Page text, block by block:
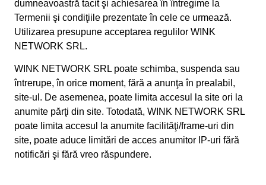
dumneavoastră tacit şi achiesarea în întregime la
Termenii şi condiţiile prezentate în cele ce urmează.
Utilizarea presupune acceptarea regulilor WINK
NETWORK SRL.
WINK NETWORK SRL poate schimba, suspenda sau
întrerupe, în orice moment, fără a anunţa în prealabil,
site-ul. De asemenea, poate limita accesul la site ori la
anumite părţi din site. Totodată, WINK NETWORK SRL
poate limita accesul la anumite facilităţi/frame-uri din
site, poate aduce limitări de acces anumitor IP-uri fără
notificări şi fără vreo răspundere.